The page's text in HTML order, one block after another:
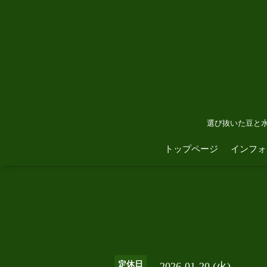
選び抜いた豆と
トップページ インフ
定休日